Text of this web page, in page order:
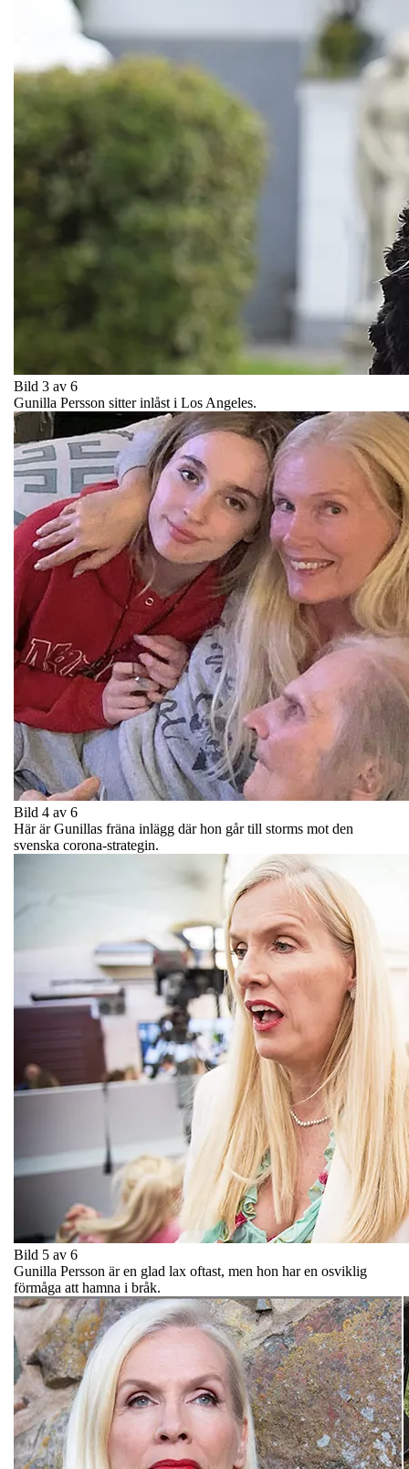
Bild 3 av 6
Gunilla Persson sitter inlåst i Los Angeles.
Bild 4 av 6
Här är Gunillas fräna inlägg där hon går till storms mot den
svenska corona-strategin.
Bild 5 av 6
Gunilla Persson är en glad lax oftast, men hon har en osviklig
förmåga att hamna i bråk.